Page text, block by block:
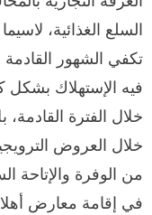
السلع الغذائية،
تكفي الشهور
فيه الإستهلاك بشكل
خلال الفترة
خلال العروض
من الوفرة والإتاحة
في إقامة معارض